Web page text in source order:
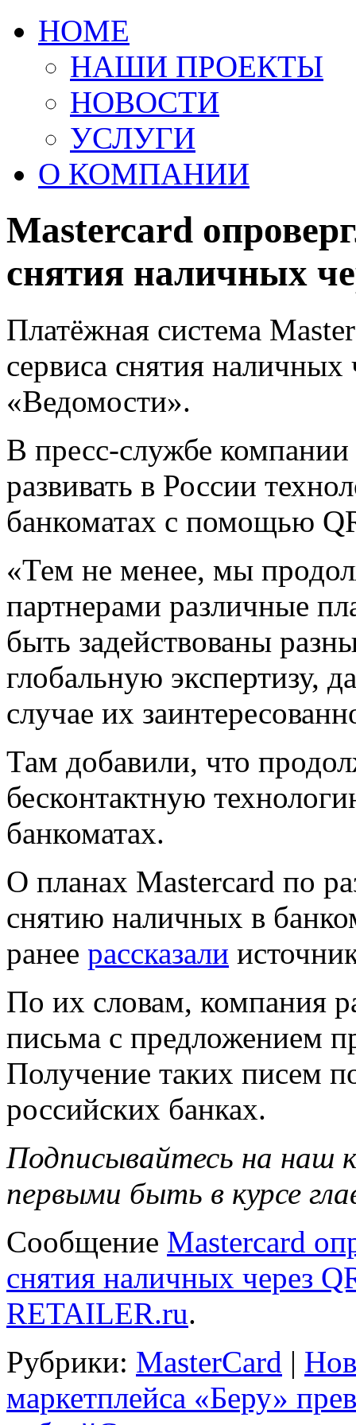
HOME
НАШИ ПРОЕКТЫ
НОВОСТИ
УСЛУГИ
О КОМПАНИИ
Mastercard
снятия наличных
Платёжная система
сервиса снятия
«Ведомости».
В пресс-службе
развивать в России
банкоматах с помощью
«Тем не менее, мы
партнерами различные
быть задействованы
глобальную экспертизу,
случае их
Там добавили, что
бесконтактную
банкоматах.
О планах Mastercard по
снятию наличных в
ранее рассказали
По их словам, компания
письма с предложением
Получение таких писем
российских банках.
Подписывайтесь на наш
первыми быть в курсе
Сообщение Mastercard
снятия наличных через
RETAILER.ru.
Рубрики: MasterCard |
маркетплейса «Беру»